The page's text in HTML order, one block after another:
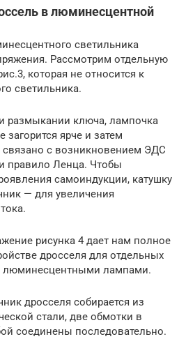
в люминесцентной
светильника
Рассмотрим отдельную
которая не относится к
светильника.
размыкании ключа, лампочка
загорится ярче и затем
связано с возникновением ЭДС
правило Ленца. Чтобы
самоиндукции, катушку
— для увеличения
рисунка 4 дает нам полное
дросселя для отдельных
люминесцентными лампами.
дросселя собирается из
стали, две обмотки в
соединены последовательно.